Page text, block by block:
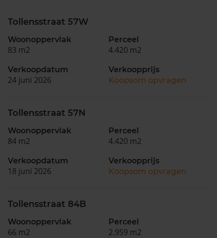
Tollensstraat 57W
Woonoppervlak
83 m2
Perceel
4.420 m2
Verkoopdatum
24 juni 2026
Verkoopprijs
Koopsom opvragen
Tollensstraat 57N
Woonoppervlak
84 m2
Perceel
4.420 m2
Verkoopdatum
18 juni 2026
Verkoopprijs
Koopsom opvragen
Tollensstraat 84B
Woonoppervlak
66 m2
Perceel
2.959 m2